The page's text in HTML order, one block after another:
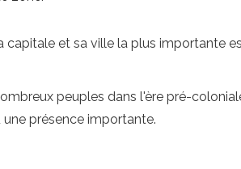
capitale et sa ville la plus importante
peuples dans l'ère pré-
présence importante.